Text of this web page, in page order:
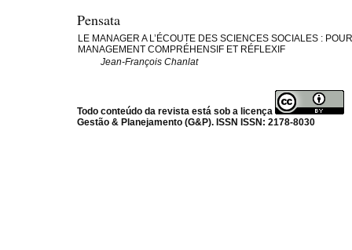
Pensata
LE MANAGER A L’ÉCOUTE DES SCIENCES SOCIALES :
MANAGEMENT COMPRÉHENSIF ET RÉFLEXIF
Jean-François Chanlat
Todo conteúdo da revista está sob a licença
Gestão & Planejamento (G&P). ISSN ISSN: 2178-8030